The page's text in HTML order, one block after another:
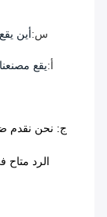
س:أين
أ:
الرد متاح